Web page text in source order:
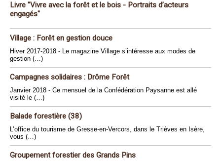
Livre "Vivre avec la forêt et le bois - Portraits d’acteurs
engagés"
Village : Forêt en gestion douce
Hiver 2017-2018 - Le magazine Village s’intéresse aux modes de
gestion (…)
Campagnes solidaires : Drôme Forêt
Janvier 2018 - Ce mensuel de la Confédération Paysanne est allé
visité le (…)
Balade forestière (38)
L’office du tourisme de Gresse-en-Vercors, dans le Trièves en Isère,
vous (…)
Groupement forestier des Grands Pins